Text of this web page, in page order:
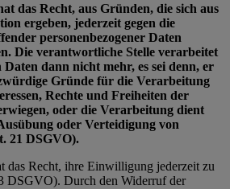
das Recht, aus Gründen, die sich aus
ergeben, jederzeit gegen die
personenbezogener Daten
Die verantwortliche Stelle verarbeitet
Daten dann nicht mehr, es sei denn, er
Gründe für die Verarbeitung
Rechte und Freiheiten der
oder die Verarbeitung dient
oder Verteidigung von
21 DSGVO).
das Recht, ihre Einwilligung jederzeit zu
DSGVO). Durch den Widerruf der